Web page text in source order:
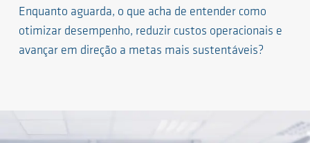
Enquanto aguarda, o que acha de entender como
otimizar desempenho, reduzir custos operacionais e
avançar em direção a metas mais sustentáveis?